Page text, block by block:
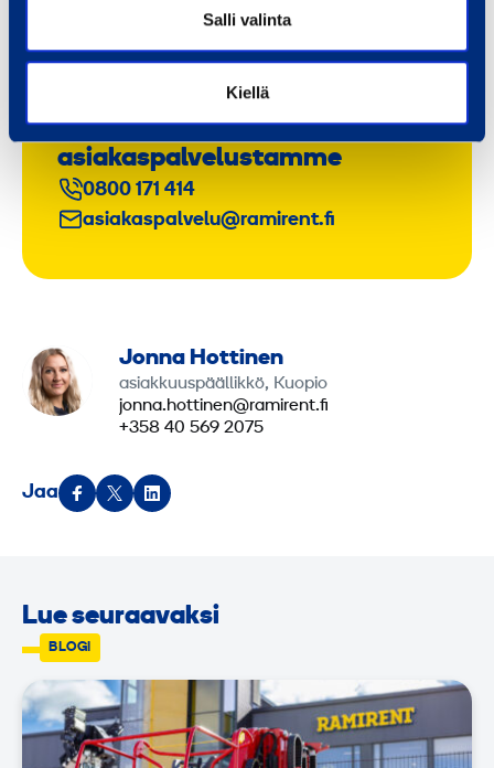
Salli valinta
Kiellä
Ota yhteyttä ja kysy lisää
asiakaspalvelustamme
0800 171 414
asiakaspalvelu@ramirent.fi
Jonna Hottinen
asiakkuuspäällikkö, Kuopio
jonna.hottinen@ramirent.fi
+358 40 569 2075
Jaa
Lue seuraavaksi
BLOGI